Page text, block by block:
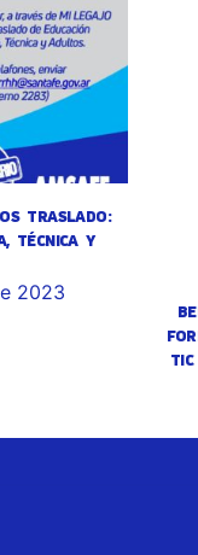
TRASLADO:
TÉCNICA Y
2023